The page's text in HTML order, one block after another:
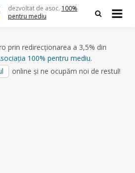
dezvoltat de asoc. 100%
pentru mediu
prin redirecționarea a 3,5% din
100% pentru mediu.
online și ne ocupăm noi de restul!